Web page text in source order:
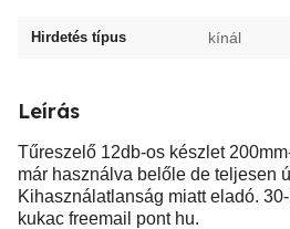
Hirdetés típus kínál
Leírás
Tűreszelő 12db-os készlet
már használva belőle de teljesen
Kihasználatlanság miatt eladó.
kukac freemail pont hu.